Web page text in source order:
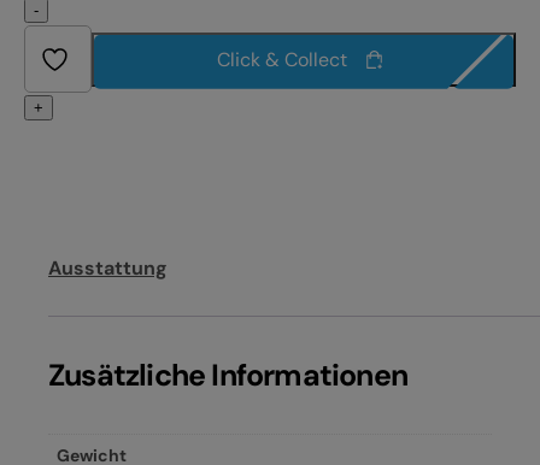
-
+
Click & Collect
Ausstattung
Zusätzliche Informationen
Gewicht